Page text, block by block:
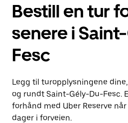
Bestill en tur
senere i
Fesc
Legg til turopplysningene
og rundt Saint-Gély-Du-Fesc.
forhånd med Uber Reserve
dager i forveien.